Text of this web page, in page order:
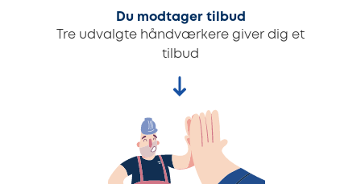
Du modtager tilbud
Tre udvalgte håndværkere giver dig et
tilbud